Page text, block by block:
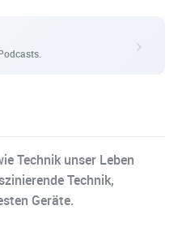
Technik unser Leben
Technik,
Geräte.